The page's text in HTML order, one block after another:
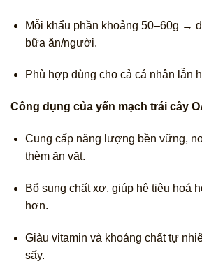
Mỗi khẩu phần khoảng 50–60g →
bữa ăn/người.
Phù hợp dùng cho cả cá nhân lẫn
Công dụng của yến mạch trái cây
Cung cấp năng lượng bền vững,
thèm ăn vặt.
Bổ sung chất xơ, giúp hệ tiêu hoá
hơn.
Giàu vitamin và khoáng chất tự
sấy.